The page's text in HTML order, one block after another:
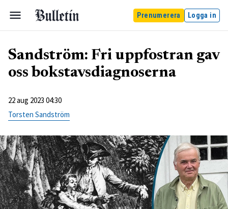
Prenumerera Logga in
Sandström: Fri uppfostran gav
oss bokstavsdiagnoserna
22 aug 2023 04:30
Torsten Sandström